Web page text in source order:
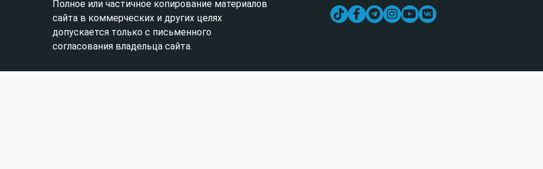
Полное или частичное копирование материалов
сайта в коммерческих и других целях
допускается только с письменного
согласования владельца сайта.